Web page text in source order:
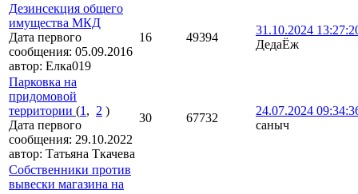
Дезинсекция общего
имущества МКД
Дата первого
сообщения: 05.09.2016
автор: Елка019
16 49394
31.10.2024
ДедаЁж
Парковка на
придомовой
территории (1 , 2 )
Дата первого
сообщения: 29.10.2022
автор: Татьяна Ткачева
30 67732
24.07.2024
саныч
Собственники против
вывески магазина на